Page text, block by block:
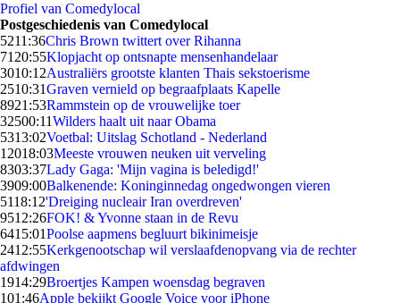
Profiel van Comedylocal
Postgeschiedenis van Comedylocal
5211:36Chris Brown twittert over Rihanna
71 20:55Klopjacht op ontsnapte mensenhandelaar
3010:12Australiërs grootste klanten Thais sekstoerisme
2510:31Graven vernield op begraafplaats Kapelle
8921:53Rammstein op de vrouwelijke toer
32500:11Wilders haalt uit naar Obama
5313:02Voetbal: Uitslag Schotland - Nederland
12018:03Meeste vrouwen neuken uit verveling
8303:37Lady Gaga: 'Mijn vagina is beledigd!'
3909:00Balkenende: Koninginnedag ongedwongen vieren
5118:12'Dreiging nucleair Iran overdreven'
9512:26FOK! & Yvonne staan in de Revu
6415:01Poolse aapmens begluurt bikinimeisje
2412:55Kerkgenootschap wil verslaafdenopvang via de rechter
afdwingen
1914:29Broertjes Kampen woensdag begraven
101:46Apple bekijkt Google Voice voor iPhone